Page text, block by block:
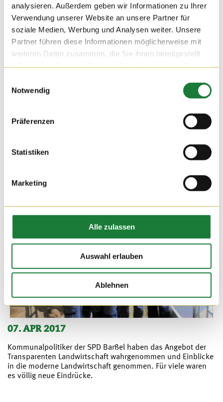
analysieren. Außerdem geben wir Informationen zu Ihrer
Verwendung unserer Website an unsere Partner für
soziale Medien, Werbung und Analysen weiter. Unsere
Partner führen diese Informationen möglicherweise mit
weiteren Daten zusammen, die Sie ihnen bereitgestellt
Notwendig
Präferenzen
Statistiken
Marketing
Alle zulassen
Auswahl erlauben
Ablehnen
Die Auszubildenden der Firma Delkeskamp waren auf den
Höfen Schmies und Hempen. Da sehr viele noch nie vorher
07. APR 2017
Kommunalpolitiker der SPD Barßel haben das Angebot der
Transparenten Landwirtschaft wahrgenommen und Einblicke
in die moderne Landwirtschaft genommen. Für viele waren
es völlig neue Eindrücke.